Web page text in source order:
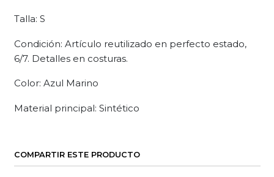
Talla: S
Condición: Artículo reutilizado en perfecto estado,
6/7. Detalles en costuras.
Color: Azul Marino
Material principal: Sintético
COMPARTIR ESTE PRODUCTO